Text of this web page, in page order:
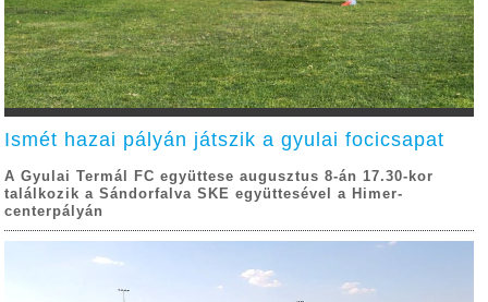
Ismét hazai pályán játszik a gyulai focicsapat
A Gyulai Termál FC együttese augusztus 8-án 17.30-kor
találkozik a Sándorfalva SKE együttesével a Himer-
centerpályán